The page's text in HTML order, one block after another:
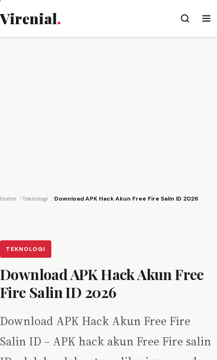
Virenial.
Home Teknologi Download APK Hack Akun Free Fire Salin ID 2026
TEKNOLOGI
Download APK Hack Akun Free
Fire Salin ID 2026
Download APK Hack Akun Free Fire
Salin ID – APK hack akun Free Fire salin